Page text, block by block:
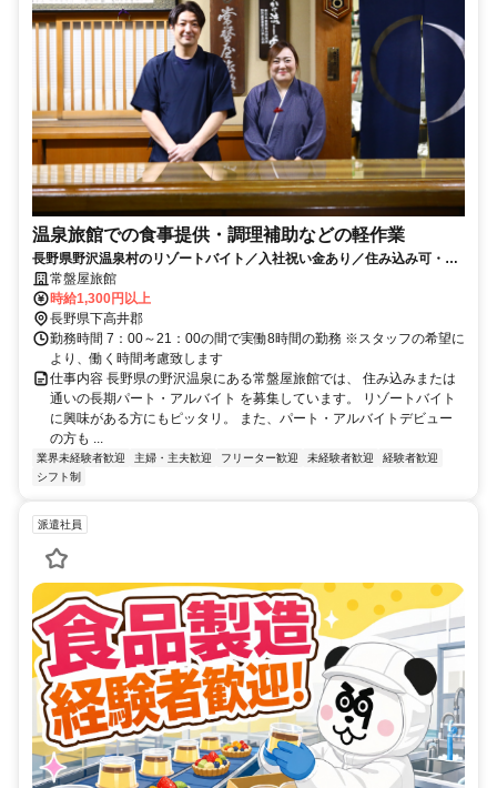
温泉旅館での食事提供・調理補助などの軽作業
長野県野沢温泉村のリゾートバイト／入社祝い金あり／住み込み可・通
いもOK／週１日から勤務可
常盤屋旅館
時給1,300円以上
長野県下高井郡
勤務時間 7：00～21：00の間で実働8時間の勤務 ※スタッフの希望に
より、働く時間考慮致します
仕事内容 長野県の野沢温泉にある常盤屋旅館では、 住み込みまたは
通いの長期パート・アルバイト を募集しています。 リゾートバイト
に興味がある方にもピッタリ。 また、パート・アルバイトデビュー
の方も ...
業界未経験者歓迎 主婦・主夫歓迎 フリーター歓迎 未経験者歓迎
経験者歓迎
シフト制
派遣社員